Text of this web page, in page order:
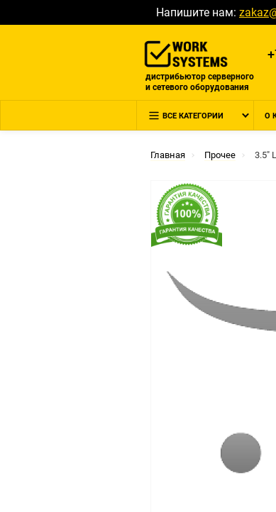
Напишите нам:
дистрибьютор серверного
и сетевого оборудования
ВСЕ КАТЕГОРИИ О
Главная Прочее 3.5"